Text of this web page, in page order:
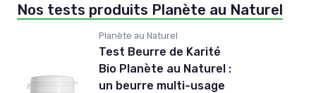
Nos tests produits Planète au Naturel
Planète au Naturel
Test Beurre de Karité
Bio Planète au Naturel :
un beurre multi-usage